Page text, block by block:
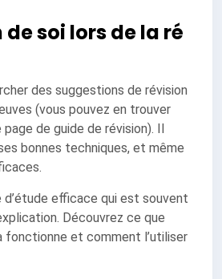
soi lors de la ré
des suggestions de révision
(vous pouvez en trouver
de guide de révision). Il
bonnes techniques, et même
d’étude efficace qui est souvent
Découvrez ce que
fonctionne et comment l’utiliser